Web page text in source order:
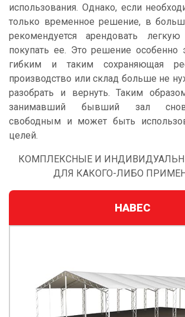
использования. Однако, если
только временное решение, в
рекомендуется арендовать
покупать ее. Это решение особенно
гибким и таким сохраняющая
производство или склад больше не
разобрать и вернуть. Таким
занимавший бывший зал
свободным и может быть
целей.
КОМПЛЕКСНЫЕ И
ДЛЯ КАКОГО-ЛИБО
НАВЕС